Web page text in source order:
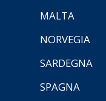
MALTA
NORVEGIA
SARDEGNA
SPAGNA